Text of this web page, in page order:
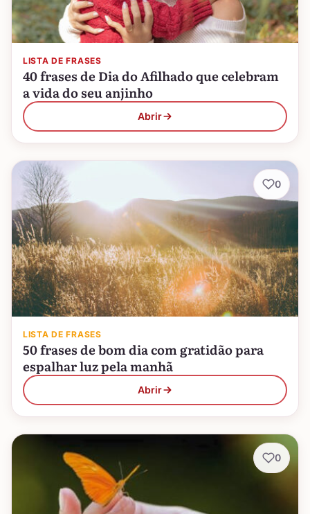
LISTA DE FRASES
40 frases de Dia do Afilhado que celebram
a vida do seu anjinho
Abrir
LISTA DE FRASES
50 frases de bom dia com gratidão para
espalhar luz pela manhã
Abrir
0
0